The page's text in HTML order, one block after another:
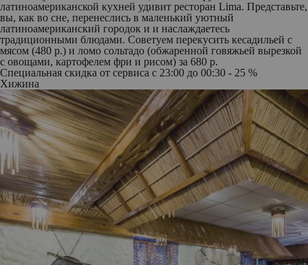
латиноамериканской кухней удивит ресторан Lima. Представьте,
вы, как во сне, перенеслись в маленький уютный
латиноамериканский городок и и наслаждаетесь
традиционными блюдами. Советуем перекусить кесадильей с
мясом (480 р.) и ломо сольтадо (обжаренной говяжьей вырезкой
с овощами, картофелем фри и рисом) за 680 р.
Специальная скидка от сервиса с 23:00 до 00:30 - 25 %
Хижина